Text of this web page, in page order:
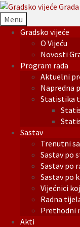
Menu
Gradsko vijeće
O Vijeću
Novosti
Program rada
Aktuelni
Napredna
Statistika
Sastav
Trenutni
Sastav po
Sastav po
Sastav po
Vijećnici
Radna
Prethodni
Akti